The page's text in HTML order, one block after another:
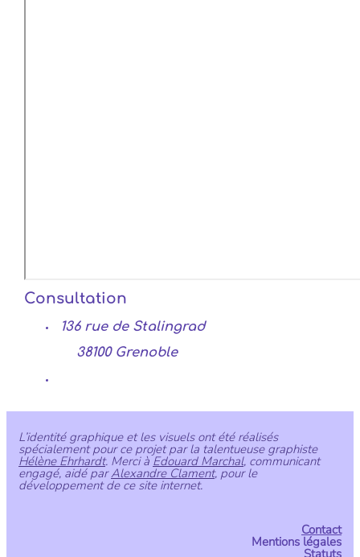
Consultation
136 rue de Stalingrad
38100 Grenoble
L’identité graphique et les visuels ont été réalisés
spécialement pour ce projet par la talentueuse graphiste
Hélène Ehrhardt. Merci àEdouard Marchal, communicant
engagé, aidé parAlexandre Clament, pour le
développement de ce site internet.
Contact
Mentions légales
Statuts